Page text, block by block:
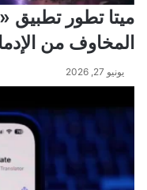
المخاوف من
يونيو 27, 2026